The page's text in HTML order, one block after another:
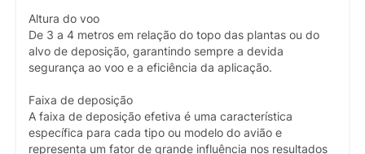
Altura do voo
De 3 a 4 metros em relação do topo das plantas ou do
alvo de deposição, garantindo sempre a devida
segurança ao voo e a eficiência da aplicação.
Faixa de deposição
A faixa de deposição efetiva é uma característica
específica para cada tipo ou modelo do avião e
representa um fator de grande influência nos resultados